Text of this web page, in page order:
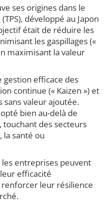
ses origines dans le
(TPS), développé au Japon
était de réduire les
les gaspillages («
maximisant la valeur
gestion efficace des
continue (« Kaizen ») et
sans valeur ajoutée.
bien au-delà de
touchant des secteurs
la santé ou
entreprises peuvent
efficacité
leur résilience